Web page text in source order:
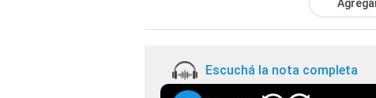
Escuchá la nota completa